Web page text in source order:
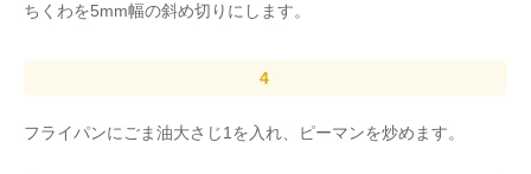
ちくわを5mm幅の斜め切りにします。
フライパンにごま油大さじ1を入れ、ピーマンを炒めます。